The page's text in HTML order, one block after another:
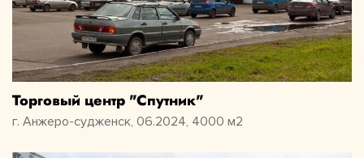
Торговый центр "Спутник"
г. Анжеро-судженск, 06.2024, 4000 м2